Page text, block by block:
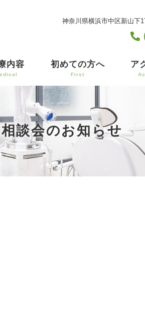
神奈川県横浜市中区新山
内容 初めての方へ
First
ア
談会のお知らせ